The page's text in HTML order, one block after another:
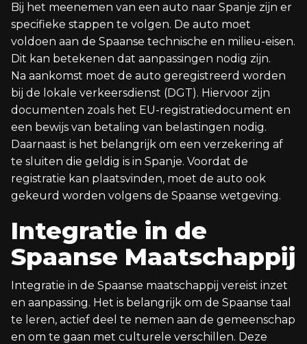
Bij het meenemen van een auto naar Spanje zijn er
specifieke stappen te volgen. De auto moet
voldoen aan de Spaanse technische en milieu-eisen.
Dit kan betekenen dat aanpassingen nodig zijn.
Na aankomst moet de auto geregistreerd worden
bij de lokale verkeersdienst (DGT). Hiervoor zijn
documenten zoals het EU-registratiedocument en
een bewijs van betaling van belastingen nodig.
Daarnaast is het belangrijk om een verzekering af
te sluiten die geldig is in Spanje. Voordat de
registratie kan plaatsvinden, moet de auto ook
gekeurd worden volgens de Spaanse wetgeving.
Integratie in de
Spaanse Maatschappij
Integratie in de Spaanse maatschappij vereist inzet
en aanpassing. Het is belangrijk om de Spaanse taal
te leren, actief deel te nemen aan de gemeenschap
en om te gaan met culturele verschillen. Deze